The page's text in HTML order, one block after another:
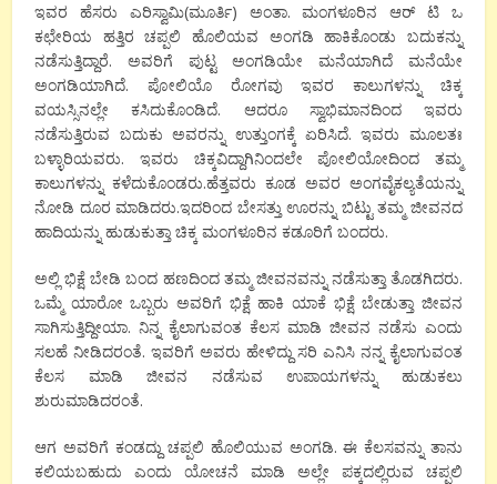
ಇವರ ಹೆಸರು ಎರಿಸ್ವಾಮಿ(ಮೂರ್ತಿ) ಅಂತಾ. ಮಂಗಳೂರಿನ ಆರ್ ಟಿ ಒ
ಕಛೇರಿಯ ಹತ್ತಿರ ಚಪ್ಪಲಿ ಹೊಲಿಯವ ಅಂಗಡಿ ಹಾಕಿಕೊಂಡು ಬದುಕನ್ನು
ನಡೆಸುತ್ತಿದ್ದಾರೆ. ಅವರಿಗೆ ಪುಟ್ಟ ಅಂಗಡಿಯೇ ಮನೆಯಾಗಿದೆ ಮನೆಯೇ
ಅಂಗಡಿಯಾಗಿದೆ. ಪೋಲಿಯೊ ರೋಗವು ಇವರ ಕಾಲುಗಳನ್ನು ಚಿಕ್ಕ
ವಯಸ್ಸಿನಲ್ಲೇ ಕಸಿದುಕೊಂಡಿದೆ. ಆದರೂ ಸ್ವಾಭಿಮಾನದಿಂದ ಇವರು
ನಡೆಸುತ್ತಿರುವ ಬದುಕು ಅವರನ್ನು ಉತ್ತುಂಗಕ್ಕೆ ಏರಿಸಿದೆ. ಇವರು ಮೂಲತಃ
ಬಳ್ಳಾರಿಯವರು. ಇವರು ಚಿಕ್ಕವಿದ್ದಾಗಿನಿಂದಲೇ ಪೋಲಿಯೋದಿಂದ ತಮ್ಮ
ಕಾಲುಗಳನ್ನು ಕಳೆದುಕೊಂಡರು.ಹೆತ್ತವರು ಕೂಡ ಅವರ ಅಂಗವೈಕಲ್ಯತೆಯನ್ನು
ನೋಡಿ ದೂರ ಮಾಡಿದರು.ಇದರಿಂದ ಬೇಸತ್ತು ಊರನ್ನು ಬಿಟ್ಟು ತಮ್ಮ ಜೀವನದ
ಹಾದಿಯನ್ನು ಹುಡುಕುತ್ತಾ ಚಿಕ್ಕ ಮಂಗಳೂರಿನ ಕಡೂರಿಗೆ ಬಂದರು.
ಅಲ್ಲಿ ಭಿಕ್ಷೆ ಬೇಡಿ ಬಂದ ಹಣದಿಂದ ತಮ್ಮ ಜೀವನವನ್ನು ನಡೆಸುತ್ತಾ ತೊಡಗಿದರು.
ಒಮ್ಮೆ ಯಾರೋ ಒಬ್ಬರು ಅವರಿಗೆ ಭಿಕ್ಷೆ ಹಾಕಿ ಯಾಕೆ ಭಿಕ್ಷೆ ಬೇಡುತ್ತಾ ಜೀವನ
ಸಾಗಿಸುತ್ತಿದ್ದೀಯಾ. ನಿನ್ನ ಕೈಲಾಗುವಂತ ಕೆಲಸ ಮಾಡಿ ಜೀವನ ನಡೆಸು ಎಂದು
ಸಲಹೆ ನೀಡಿದರಂತೆ. ಇವರಿಗೆ ಅವರು ಹೇಳಿದ್ದು ಸರಿ ಎನಿಸಿ ನನ್ನ ಕೈಲಾಗುವಂತ
ಕೆಲಸ ಮಾಡಿ ಜೀವನ ನಡೆಸುವ ಉಪಾಯಗಳನ್ನು ಹುಡುಕಲು
ಶುರುಮಾಡಿದರಂತೆ.
ಆಗ ಅವರಿಗೆ ಕಂಡದ್ದು ಚಪ್ಪಲಿ ಹೊಲಿಯುವ ಅಂಗಡಿ. ಈ ಕೆಲಸವನ್ನು ತಾನು
ಕಲಿಯಬಹುದು ಎಂದು ಯೋಚನೆ ಮಾಡಿ ಅಲ್ಲೇ ಪಕ್ಕದಲ್ಲಿರುವ ಚಪ್ಪಲಿ